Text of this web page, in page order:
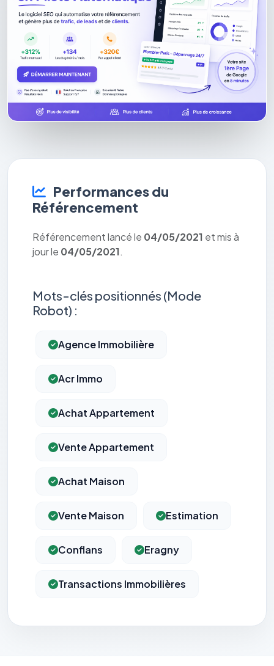
Performances du
Référencement
Référencement lancé le 04/05/2021 et mis à
jour le 04/05/2021.
Mots-clés positionnés (Mode
Robot) :
Agence Immobilière
Acr Immo
Achat Appartement
Vente Appartement
Achat Maison
Vente Maison Estimation
Conflans Eragny
Transactions Immobilières